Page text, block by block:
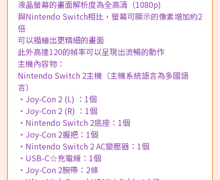
液晶螢幕的畫面解析度為全高清（1080p)
與Nintendo Switch相比，螢幕可顯示的像素增加約2
倍
可以描繪出更精細的畫面
此外高達120的幀率可以呈現出流暢的動作
主機內容物：
Nintendo Switch 2主機（主機系統語言為多國語
言）
・Joy-Con 2 (L) ：1個
・Joy-Con 2 (R) ：1個
・Nintendo Switch 2底座：1個
・Joy-Con 2握把：1個
・Nintendo Switch 2 AC變壓器：1個
・USB-C☆充電線：1個
・Joy-Con 2腕帶：2條